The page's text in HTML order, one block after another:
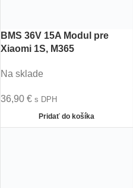
BMS 36V 15A Modul pre
Xiaomi 1S, M365
Na sklade
36,90 € s DPH
Pridať do košíka